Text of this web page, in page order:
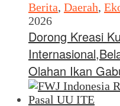
Berita, Daerah,
2026
Dorong Kreasi
Olahan Ikan